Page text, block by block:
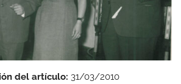
del artículo: 31/03/2010